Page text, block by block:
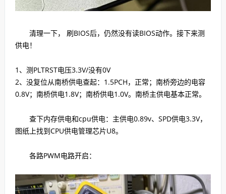
清理一下， 刷BIOS后，仍然没有读BIOS动作。接下来测
供电！
1、测PLTRST电压3.3V/没有0V
2、没复位从南桥供电查起：1.5PCH，正常；南桥旁边的电容
0.8V；南桥供电1.8V；南桥供电1.0V。南桥主供电基本正常。
查下内存供电和cpu供电：主供电0.89v、SPD供电3.3V，
图纸上找到CPU供电管理芯片U8。
各路PWM电路开启：